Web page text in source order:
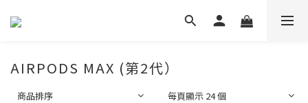
AIRPODS MAX (第2代）
商品排序 每頁顯示 24 個